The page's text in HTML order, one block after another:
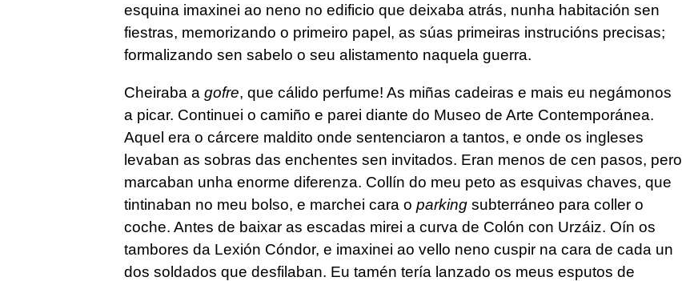
esquina imaxinei ao neno no edificio que deixaba atrás, nunha habitación sen
fiestras, memorizando o primeiro papel, as súas primeiras instrucións precisas;
formalizando sen sabelo o seu alistamento naquela guerra.
Cheiraba a gofre, que cálido perfume! As miñas cadeiras e mais eu negámonos
a picar. Continuei o camiño e parei diante do Museo de Arte Contemporánea.
Aquel era o cárcere maldito onde sentenciaron a tantos, e onde os ingleses
levaban as sobras das enchentes sen invitados. Eran menos de cen pasos, pero
marcaban unha enorme diferenza. Collín do meu peto as esquivas chaves, que
tintinaban no meu bolso, e marchei cara o parkingsubterráneo para coller o
coche. Antes de baixar as escadas mirei a curva de Colón con Urzáiz. Oín os
tambores da Lexión Cóndor, e imaxinei ao vello neno cuspir na cara de cada un
dos soldados que desfilaban. Eu tamén tería lanzado os meus esputos de